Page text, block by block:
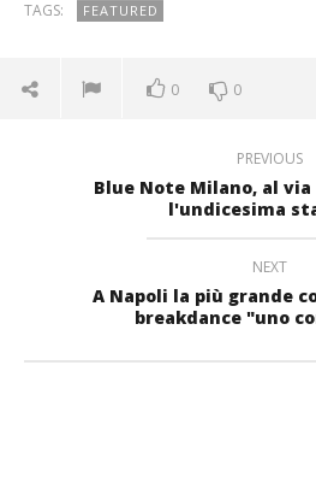
TAGS: FEATURED
0 0
PREVIOUS
Blue Note Milano, al
l'undicesima
NEXT
A Napoli la più grande
breakdance "uno